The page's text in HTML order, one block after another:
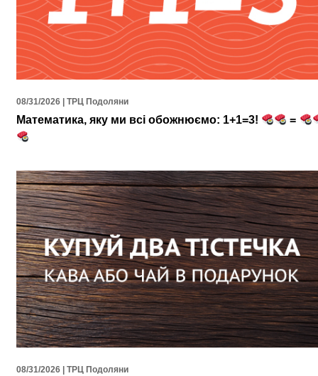
08/31/2026 | ТРЦ Подоляни
Математика, яку ми всі обожнюємо: 1+1=3! =
08/31/2026 | ТРЦ Подоляни